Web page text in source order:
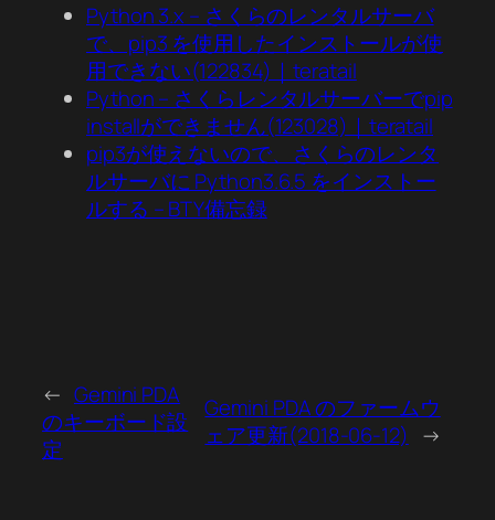
Python 3.x – さくらのレンタルサーバ
で、pip3 を使用したインストールが使
用できない(122834)｜teratail
Python – さくらレンタルサーバーでpip
installができません(123028)｜teratail
pip3が使えないので、さくらのレンタ
ルサーバに Python3.6.5 をインストー
ルする – BTY備忘録
← Gemini PDA
のキーボード設
定
Gemini PDA のファームウ
ェア更新(2018-06-12)
→